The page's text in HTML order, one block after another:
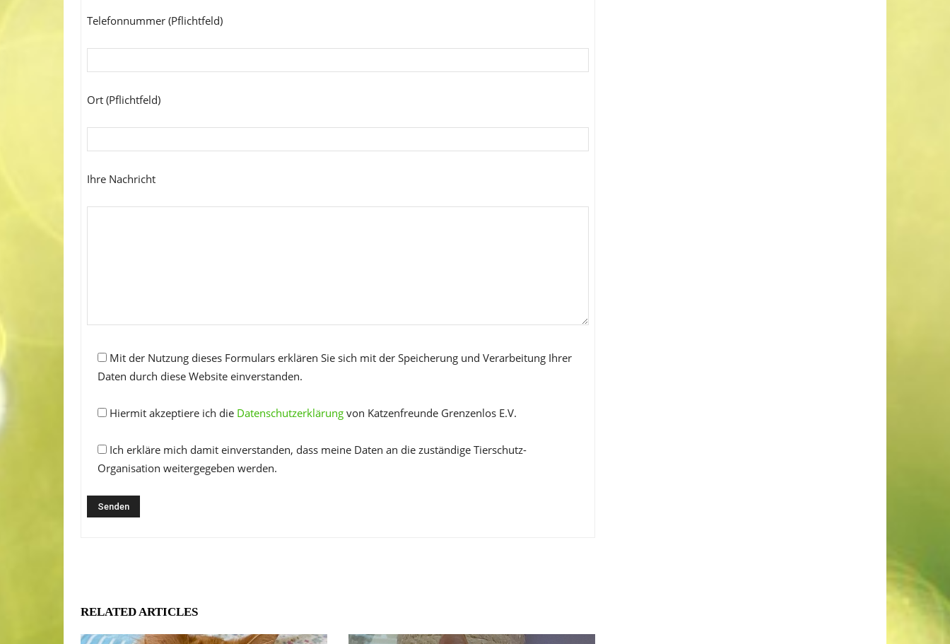
Telefonnummer (Pflichtfeld)
Ort (Pflichtfeld)
Ihre Nachricht
Mit der Nutzung dieses Formulars erklären Sie sich mit der Speicherung und Verarbeitung Ihrer
Daten durch diese Website einverstanden.
Hiermit akzeptiere ich die Datenschutzerklärung von Katzenfreunde Grenzenlos E.V.
Ich erkläre mich damit einverstanden, dass meine Daten an die zuständige Tierschutz-
Organisation weitergegeben werden.
RELATED ARTICLES